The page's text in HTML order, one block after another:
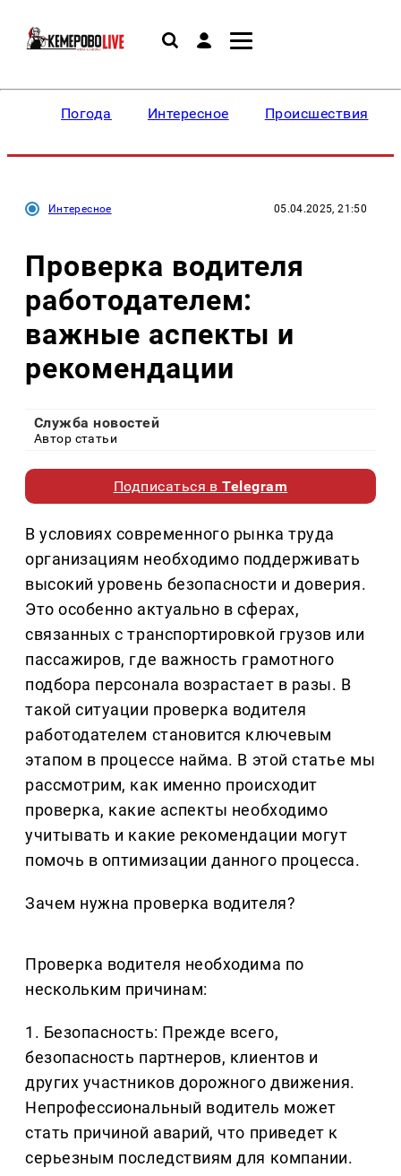
Погода Интересное Происшествия
Интересное 05.04.2025, 21:50
Проверка водителя
работодателем:
важные аспекты и
рекомендации
Служба новостей
Автор статьи
Подписаться вTelegram
В условиях современного рынка труда
организациям необходимо поддерживать
высокий уровень безопасности и доверия.
Это особенно актуально в сферах,
связанных с транспортировкой грузов или
пассажиров, где важность грамотного
подбора персонала возрастает в разы. В
такой ситуации проверка водителя
работодателем становится ключевым
этапом в процессе найма. В этой статье мы
рассмотрим, как именно происходит
проверка, какие аспекты необходимо
учитывать и какие рекомендации могут
помочь в оптимизации данного процесса.
Зачем нужна проверка водителя?
Проверка водителя необходима по
нескольким причинам:
1. Безопасность: Прежде всего,
безопасность партнеров, клиентов и
других участников дорожного движения.
Непрофессиональный водитель может
стать причиной аварий, что приведет к
серьезным последствиям для компании.